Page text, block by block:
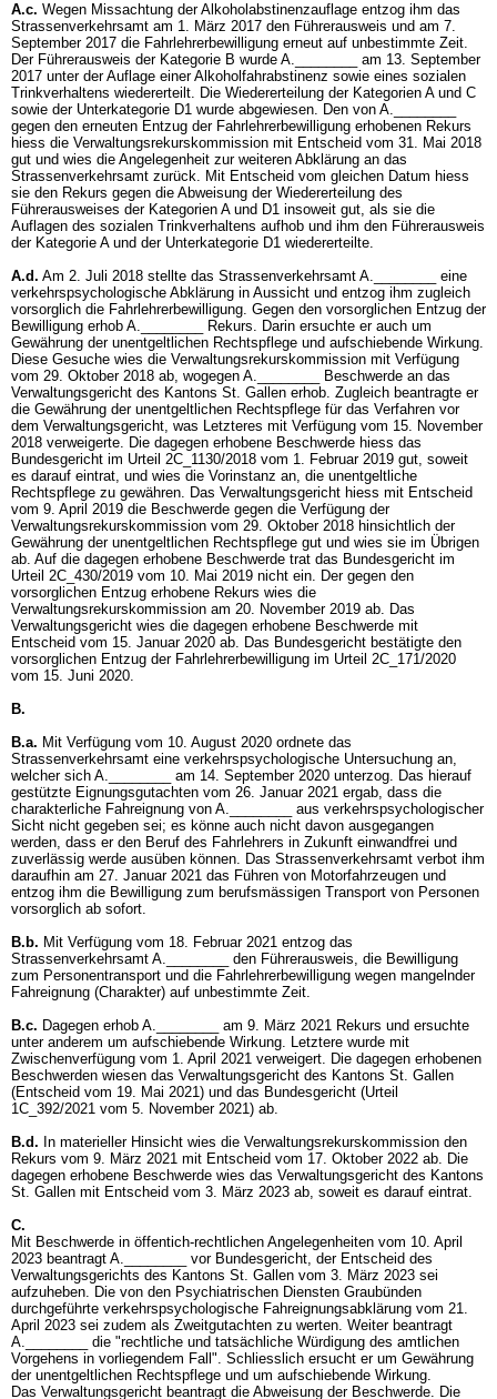
A.c. Wegen Missachtung der Alkoholabstinenzauflage entzog ihm das
Strassenverkehrsamt am 1. März 2017 den Führerausweis und am 7.
September 2017 die Fahrlehrerbewilligung erneut auf unbestimmte Zeit.
Der Führerausweis der Kategorie B wurde A.________ am 13. September
2017 unter der Auflage einer Alkoholfahrabstinenz sowie eines sozialen
Trinkverhaltens wiedererteilt. Die Wiedererteilung der Kategorien A und C
sowie der Unterkategorie D1 wurde abgewiesen. Den von A.________
gegen den erneuten Entzug der Fahrlehrerbewilligung erhobenen Rekurs
hiess die Verwaltungsrekurskommission mit Entscheid vom 31. Mai 2018
gut und wies die Angelegenheit zur weiteren Abklärung an das
Strassenverkehrsamt zurück. Mit Entscheid vom gleichen Datum hiess
sie den Rekurs gegen die Abweisung der Wiedererteilung des
Führerausweises der Kategorien A und D1 insoweit gut, als sie die
Auflagen des sozialen Trinkverhaltens aufhob und ihm den Führerausweis
der Kategorie A und der Unterkategorie D1 wiedererteilte.
A.d. Am 2. Juli 2018 stellte das Strassenverkehrsamt A.________ eine
verkehrspsychologische Abklärung in Aussicht und entzog ihm zugleich
vorsorglich die Fahrlehrerbewilligung. Gegen den vorsorglichen Entzug der
Bewilligung erhob A.________ Rekurs. Darin ersuchte er auch um
Gewährung der unentgeltlichen Rechtspflege und aufschiebende Wirkung.
Diese Gesuche wies die Verwaltungsrekurskommission mit Verfügung
vom 29. Oktober 2018 ab, wogegen A.________ Beschwerde an das
Verwaltungsgericht des Kantons St. Gallen erhob. Zugleich beantragte er
die Gewährung der unentgeltlichen Rechtspflege für das Verfahren vor
dem Verwaltungsgericht, was Letzteres mit Verfügung vom 15. November
2018 verweigerte. Die dagegen erhobene Beschwerde hiess das
Bundesgericht im Urteil 2C_1130/2018 vom 1. Februar 2019 gut, soweit
es darauf eintrat, und wies die Vorinstanz an, die unentgeltliche
Rechtspflege zu gewähren. Das Verwaltungsgericht hiess mit Entscheid
vom 9. April 2019 die Beschwerde gegen die Verfügung der
Verwaltungsrekurskommission vom 29. Oktober 2018 hinsichtlich der
Gewährung der unentgeltlichen Rechtspflege gut und wies sie im Übrigen
ab. Auf die dagegen erhobene Beschwerde trat das Bundesgericht im
Urteil 2C_430/2019 vom 10. Mai 2019 nicht ein. Der gegen den
vorsorglichen Entzug erhobene Rekurs wies die
Verwaltungsrekurskommission am 20. November 2019 ab. Das
Verwaltungsgericht wies die dagegen erhobene Beschwerde mit
Entscheid vom 15. Januar 2020 ab. Das Bundesgericht bestätigte den
vorsorglichen Entzug der Fahrlehrerbewilligung im Urteil 2C_171/2020
vom 15. Juni 2020.
B.
B.a. Mit Verfügung vom 10. August 2020 ordnete das
Strassenverkehrsamt eine verkehrspsychologische Untersuchung an,
welcher sich A.________ am 14. September 2020 unterzog. Das hierauf
gestützte Eignungsgutachten vom 26. Januar 2021 ergab, dass die
charakterliche Fahreignung von A.________ aus verkehrspsychologischer
Sicht nicht gegeben sei; es könne auch nicht davon ausgegangen
werden, dass er den Beruf des Fahrlehrers in Zukunft einwandfrei und
zuverlässig werde ausüben können. Das Strassenverkehrsamt verbot ihm
daraufhin am 27. Januar 2021 das Führen von Motorfahrzeugen und
entzog ihm die Bewilligung zum berufsmässigen Transport von Personen
vorsorglich ab sofort.
B.b. Mit Verfügung vom 18. Februar 2021 entzog das
Strassenverkehrsamt A.________ den Führerausweis, die Bewilligung
zum Personentransport und die Fahrlehrerbewilligung wegen mangelnder
Fahreignung (Charakter) auf unbestimmte Zeit.
B.c. Dagegen erhob A.________ am 9. März 2021 Rekurs und ersuchte
unter anderem um aufschiebende Wirkung. Letztere wurde mit
Zwischenverfügung vom 1. April 2021 verweigert. Die dagegen erhobenen
Beschwerden wiesen das Verwaltungsgericht des Kantons St. Gallen
(Entscheid vom 19. Mai 2021) und das Bundesgericht (Urteil
1C_392/2021 vom 5. November 2021) ab.
B.d. In materieller Hinsicht wies die Verwaltungsrekurskommission den
Rekurs vom 9. März 2021 mit Entscheid vom 17. Oktober 2022 ab. Die
dagegen erhobene Beschwerde wies das Verwaltungsgericht des Kantons
St. Gallen mit Entscheid vom 3. März 2023 ab, soweit es darauf eintrat.
C.
Mit Beschwerde in öffentich-rechtlichen Angelegenheiten vom 10. April
2023 beantragt A.________ vor Bundesgericht, der Entscheid des
Verwaltungsgerichts des Kantons St. Gallen vom 3. März 2023 sei
aufzuheben. Die von den Psychiatrischen Diensten Graubünden
durchgeführte verkehrspsychologische Fahreignungsabklärung vom 21.
April 2023 sei zudem als Zweitgutachten zu werten. Weiter beantragt
A.________ die "rechtliche und tatsächliche Würdigung des amtlichen
Vorgehens in vorliegendem Fall". Schliesslich ersucht er um Gewährung
der unentgeltlichen Rechtspflege und um aufschiebende Wirkung.
Das Verwaltungsgericht beantragt die Abweisung der Beschwerde. Die